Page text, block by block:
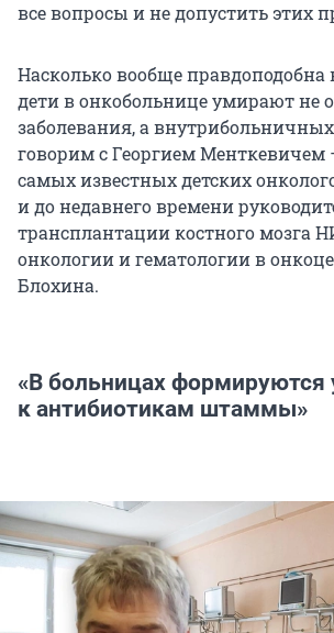
все вопросы и не допустить этих
Насколько вообще правдоподобна
дети в онкобольнице умирают не
заболевания, а
говорим с Георгием
самых известных детских
и до недавнего времени
трансплантации костного мозга
онкологии и гематологии в
Блохина.
«В больницах формируются
к антибиотикам штаммы»